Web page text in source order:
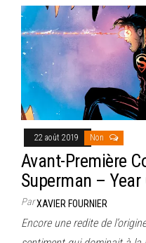
22 août 2019 Non
Avant-Première
Superman – Year
ParXAVIER FOURNIER
Encore une redite de